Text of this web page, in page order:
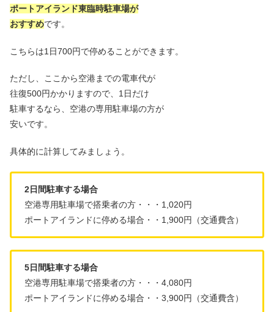
ポートアイランド東臨時駐車場が
おすすめです。
こちらは1日700円で停めることができます。
ただし、ここから空港までの電車代が
往復500円かかりますので、1日だけ
駐車するなら、空港の専用駐車場の方が
安いです。
具体的に計算してみましょう。
2日間駐車する場合
空港専用駐車場で搭乗者の方・・・1,020円
ポートアイランドに停める場合・・1,900円（交通費含）
5日間駐車する場合
空港専用駐車場で搭乗者の方・・・4,080円
ポートアイランドに停める場合・・3,900円（交通費含）